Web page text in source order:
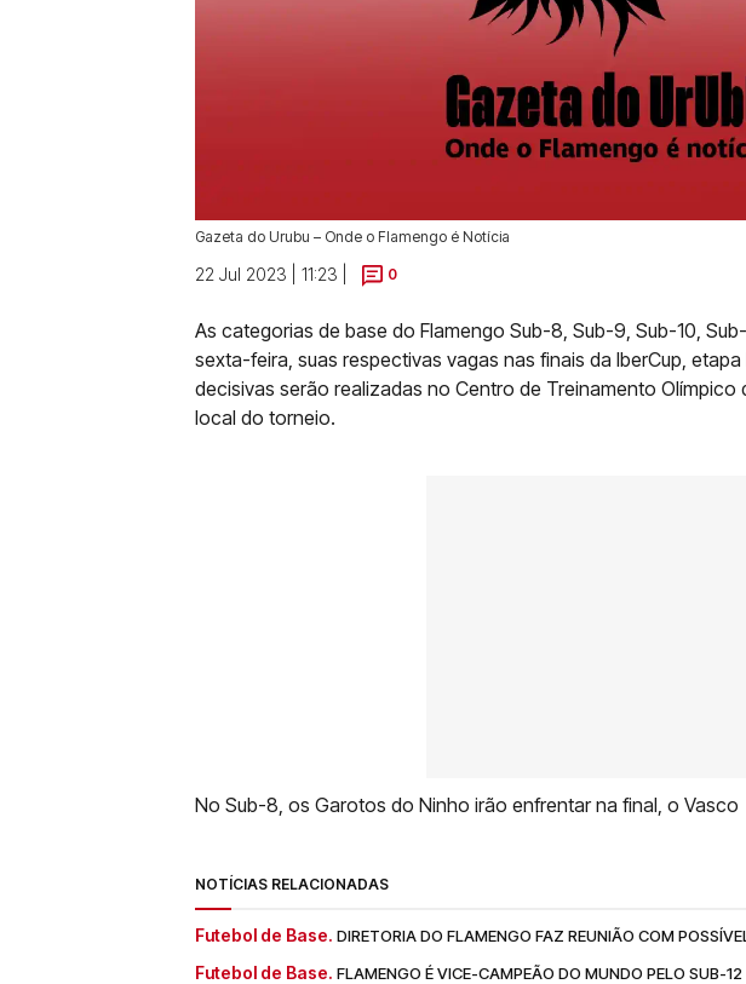
Gazeta do Urubu – Onde o Flamengo é Notícia
22 Jul 2023 | 11:23 | 0
As categorias de base do Flamengo Sub-8, Sub-9, Sub-10,
sexta-feira, suas respectivas vagas nas finais da IberCup,
decisivas serão realizadas no Centro de Treinamento
local do torneio.
No Sub-8, os Garotos do Ninho irão enfrentar na final, o Vasco
NOTÍCIAS RELACIONADAS
Futebol de Base. DIRETORIA DO FLAMENGO FAZ REUNIÃO COM
Futebol de Base. FLAMENGO É VICE-CAMPEÃO DO MUNDO PELO SUB-